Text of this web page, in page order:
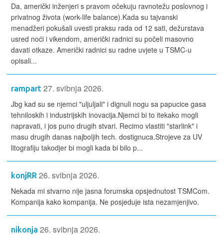
Da, američki inženjeri s pravom očekuju ravnotežu poslovnog i
privatnog života (work-life balance).Kada su tajvanski
menadžeri pokušali uvesti praksu rada od 12 sati, dežurstava
usred noći i vikendom, američki radnici su počeli masovno
davati otkaze. Američki radnici su radne uvjete u TSMC-u
opisali...
rampart 27. svibnja 2026.
Jbg kad su se njemci "uljuljali" i dignuli nogu sa papucice gasa
tehniloskih i industrijskih inovacija.Njemci bi to itekako mogli
napravati, i jos puno drugih stvari. Recimo vlastiti "starlink" i
masu drugih danas najboljih tech. dostignuca.Strojeve za UV
litografiju takodjer bi mogli kada bi bilo p...
konjRR 26. svibnja 2026.
Nekada mi stvarno nije jasna forumska opsjednutost TSMCom.
Kompanija kako kompanija. Ne posjeduje ista nezamjenjivo.
nikonja 26. svibnja 2026.